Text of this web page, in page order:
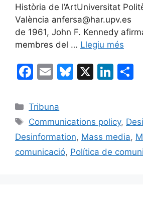
Història de l’ArtUniversitat
València
de 1961, John F. Kennedy
membres del … Llegiu més
F
c
e
b
o
E
ai
l
Bl
s
k
y
X
Li
e
dI
n
p
Categories
Tribuna
Etiquetes
Communications policy,
Desinformation, Mass media,
comunicació, Política de